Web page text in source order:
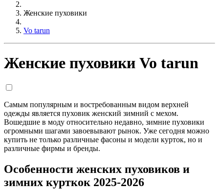
Женские пуховики
Vo tarun
Женские пуховики Vo tarun
Самым популярным и востребованным видом верхней
одежды является пуховик женский зимний с мехом.
Вошедшие в моду относительно недавно, зимние пуховики
огромными шагами завоевывают рынок. Уже сегодня можно
купить не только различные фасоны и модели курток, но и
различные фирмы и бренды.
Особенности женских пуховиков и
зимних курткок 2025-2026